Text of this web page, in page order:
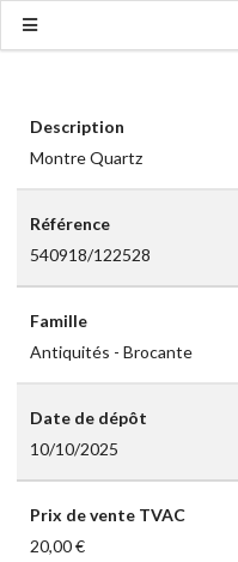
Description
Montre Quartz
Référence
540918/122528
Famille
Antiquités - Brocante
Date de dépôt
10/10/2025
Prix de vente TVAC
20,00 €